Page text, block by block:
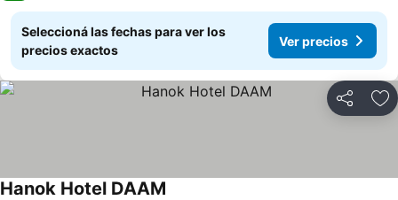
Seleccioná las fechas para ver los
precios exactos
Ver precios
Compartir
Hanok Hotel DAAM